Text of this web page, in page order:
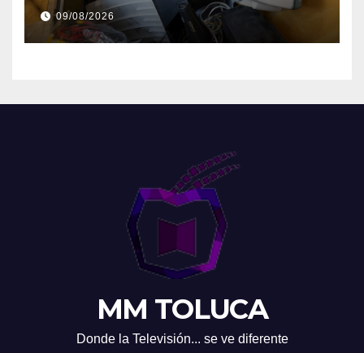
09/08/2026
MM TOLUCA
Donde la Televisión... se ve diferente